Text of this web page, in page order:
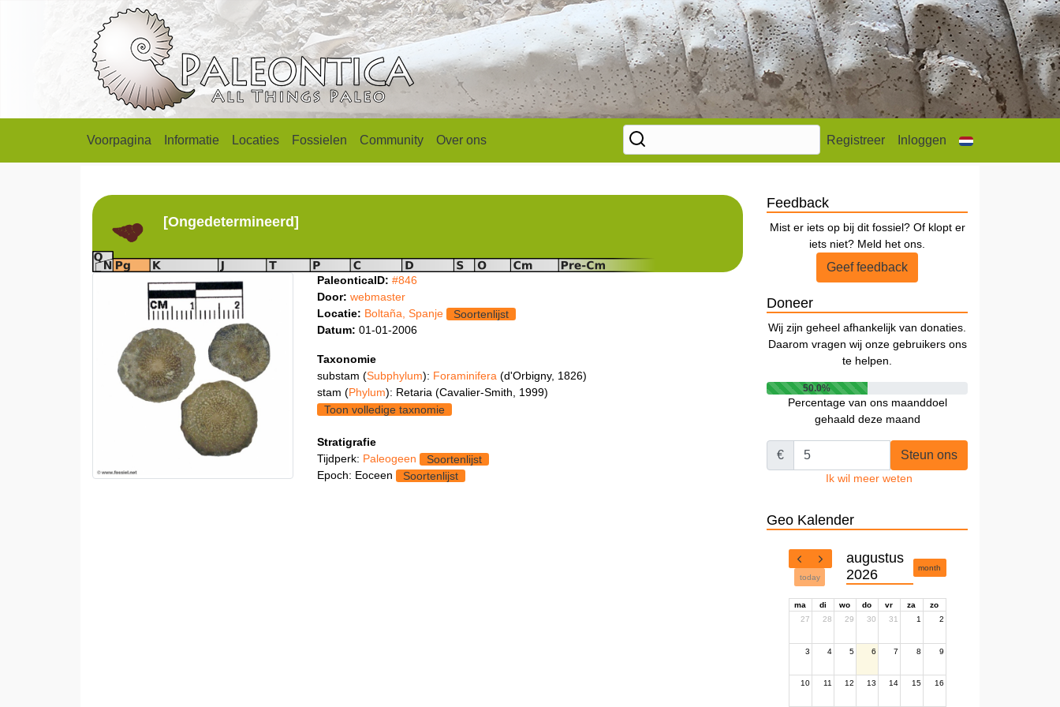
Voorpagina Informatie Locaties Fossielen Community Over ons Registreer Inloggen
[Ongedetermineerd]
PaleonticaID: #846
Door: webmaster
Locatie: Boltaña, Spanje
Soortenlijst
Datum: 01-01-2006
Taxonomie
substam (Subphylum): Foraminifera (d'Orbigny, 1826)
stam (Phylum): Retaria (Cavalier-Smith, 1999)
Toon volledige taxnomie
Stratigrafie
Tijdperk: Paleogeen
Soortenlijst
Epoch: Eoceen
Soortenlijst
Feedback
Mist er iets op bij dit fossiel? Of klopt er
iets niet? Meld het ons.
Geef feedback
Doneer
Wij zijn geheel afhankelijk van donaties.
Daarom vragen wij onze gebruikers ons
te helpen.
50.0%
Percentage van ons maanddoel
gehaald deze maand
€ Steun ons
Ik wil meer weten
Geo Kalender
today
augustus
2026
month
ma di wo do vr za
zo
27
28 29 30 31 1 2
3 4 5 6 7 8 9
10 11 12 13 14 15 16